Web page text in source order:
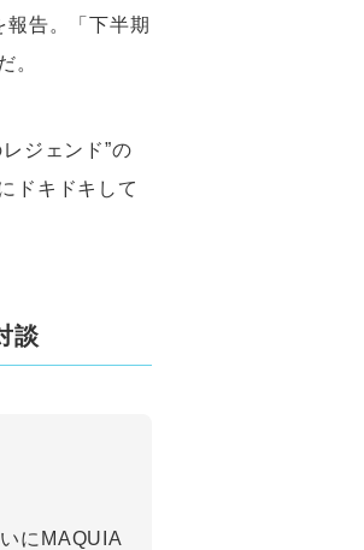
告。「下半期
。
ジェンド”の
ドキドキして
談
にMAQUIA